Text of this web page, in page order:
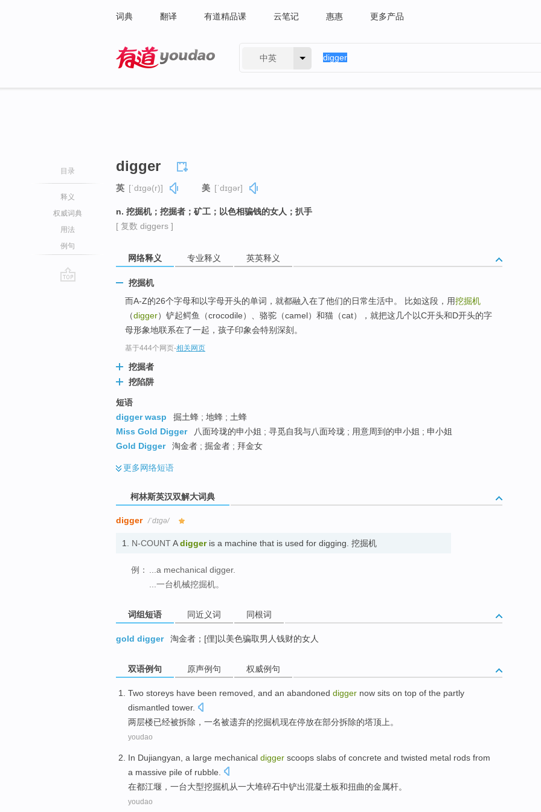
词典 翻译 有道精品课 云笔记 惠惠 更多产品
中英
目录
释义
权威词典
用法
例句
digger
英 [ˈdɪɡə(r)] 美 [ˈdɪɡər]
n. 挖掘机；挖掘者；矿工；以色相骗钱的女人；扒手
[ 复数 diggers ]
网络释义 专业释义 英英释义
挖掘机
而A-Z的26个字母和以字母开头的单词，就都融入在了他们的日常生活中。 比如这段，用挖掘机
（digger）铲起鳄鱼（crocodile）、骆驼（camel）和猫（cat），就把这几个以C开头和D开头的字
母形象地联系在了一起，孩子印象会特别深刻。
基于444个网页-相关网页
挖掘者
挖陷阱
短语
digger wasp
掘土蜂 ; 地蜂 ; 土蜂
Miss Gold Digger
八面玲珑的申小姐 ; 寻觅自我与八面玲珑 ; 用意周到的申小姐 ; 申小姐
Gold Digger
淘金者 ; 掘金者 ; 拜金女
更多网络短语
柯林斯英汉双解大词典
digger /ˈdɪɡə/
1. N-COUNTAdiggeris a machine that is used for digging. 挖掘机
例： ...a mechanical digger.
...一台机械挖掘机。
词组短语 同近义词 同根词
gold digger 淘金者；[俚]以美色骗取男人钱财的女人
双语例句 原声例句 权威例句
Two storeys have been removed , and an abandoned digger now sits on top of the partly
dismantled tower.
两层楼已经被拆除 ， 一名被遗弃的挖掘机现在停放在部分拆除的塔顶上。
youdao
In Dujiangyan a large mechanical digger scoops slabs of concrete and twisted metal rods from
a massive pile of rubble
在都江堰 ， 一台大型挖掘机从一大堆碎石中铲出混凝土板和扭曲的金属杆。
youdao